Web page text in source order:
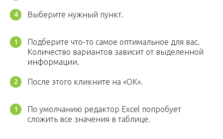
Выберите нужный пункт.
Подберите что-то самое оптимальное для вас.
Количество вариантов зависит от выделенной
информации.
После этого кликните на «OK».
По умолчанию редактор Excel попробует
сложить все значения в таблице.